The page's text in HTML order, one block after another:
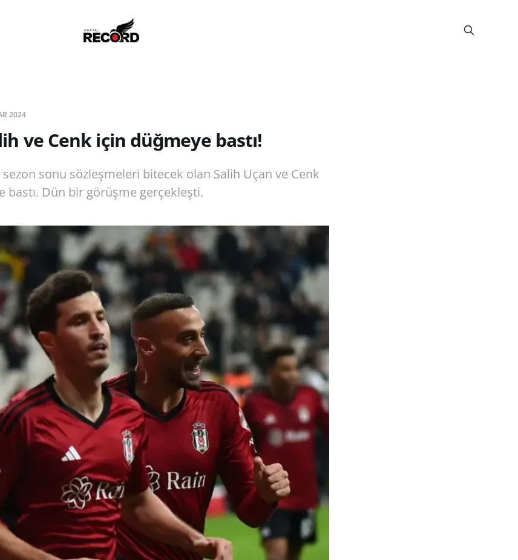
2024
ve Cenk için düğmeye bastı!
sonu sözleşmeleri bitecek olan Salih Uçan ve Cenk
bastı. Dün bir görüşme gerçekleşti.